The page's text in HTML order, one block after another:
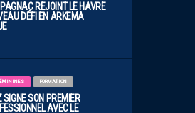
REJOINT LE HAVRE
DÉFI EN ARKEMA
FORMATION
SON PREMIER
AVEC LE